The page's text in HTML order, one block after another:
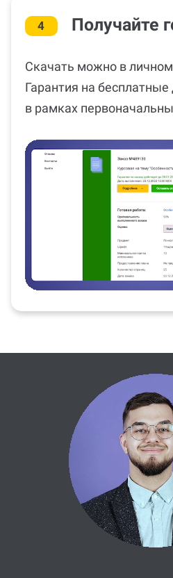
4 Получайте
Скачать можно в
Гарантия на бесплатные
в рамках